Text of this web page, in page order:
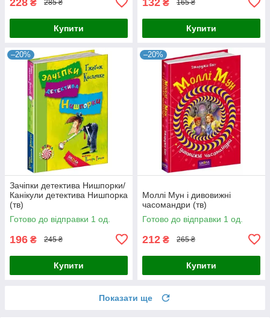
₴ 285 ₴
Купити
₴ 165 ₴
Купити
–20%
Зачіпки детектива Нишпорки/
Канікули детектива Нишпорка
(тв)
Готово до відправки 1 од.
196 ₴ 245 ₴
Купити
–20%
Моллі Мун і дивовижні
часомандри (тв)
Готово до відправки 1 од.
212 ₴ 265 ₴
Купити
Показати ще